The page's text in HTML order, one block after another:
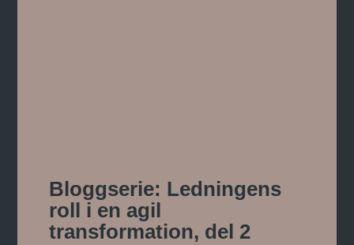
Bloggserie: Ledningens
roll i en agil
transformation, del 2